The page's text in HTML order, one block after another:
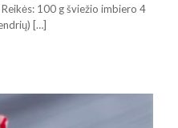
100 g šviežio imbiero 4
[…]